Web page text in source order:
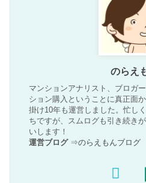
のらえ
マンションアナリスト、ブロガ
ション購入ということに真正面
掛け10年も運営しました。忙し
ちですが、スムログも引き続き
いします！
運営ブログ⇒のらえもんブログ